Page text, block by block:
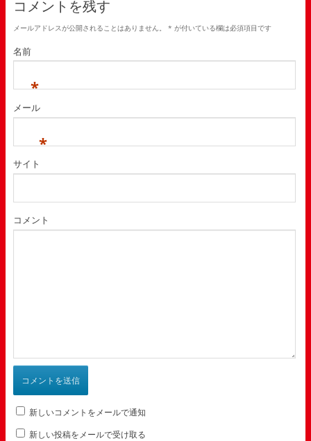
コメントを残す
メールアドレスが公開されることはありません。 * が付いている欄は必須項目です
名前
*
メール
*
サイト
コメント
新しいコメントをメールで通知
新しい投稿をメールで受け取る